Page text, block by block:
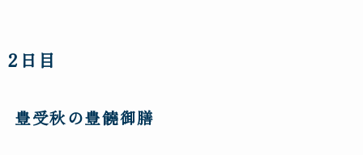
2日目
豊受秋の豊饒御膳